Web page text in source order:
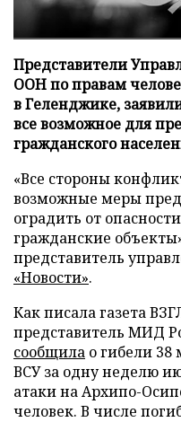
Представители
ООН по правам
в Геленджике,
все возможное для
гражданского
«Все стороны
возможные меры
оградить от
гражданские
представитель
«Новости».
Как писала газета
представитель МИД
сообщила о гибели
ВСУ за одну неделю
атаки на Архипо-
человек. В числе